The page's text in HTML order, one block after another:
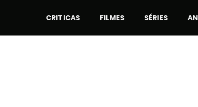
CRITICAS FILMES SÉRIES